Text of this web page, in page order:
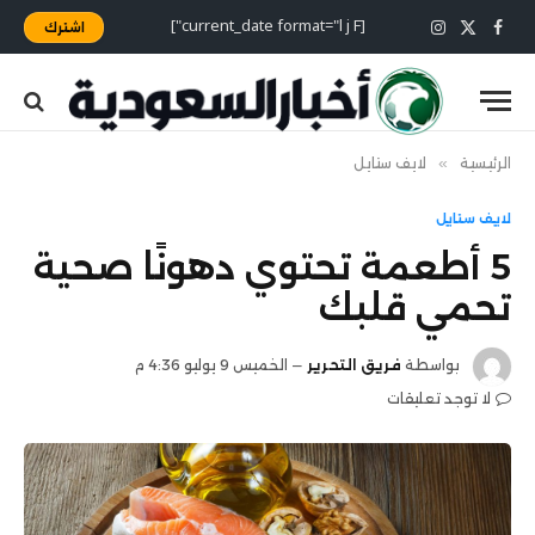
فيسبوك
X
(Twitter)
الانستغرام [current_date format="l j F"] اشترك
الرئيسية » لايف ستايل
لايف ستايل
5 أطعمة تحتوي دهونًا صحية
تحمي قلبك
بواسطة فريق التحرير
الخميس 9 يوليو 4:36 م
لا توجد تعليقات